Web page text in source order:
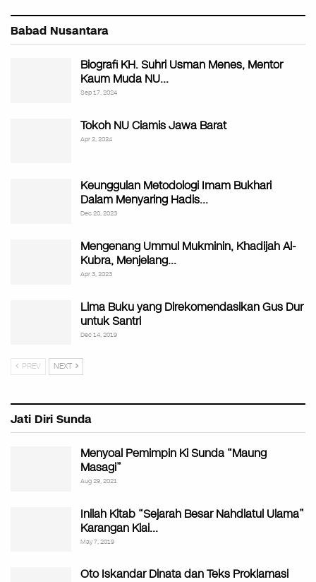
Babad Nusantara
Biografi KH. Suhri Usman Menes, Mentor
Kaum Muda NU…
Sep 17, 2024
Tokoh NU Ciamis Jawa Barat
Apr 2, 2024
Keunggulan Metodologi Imam Bukhari
Dalam Menyaring Hadis…
Dec 20, 2023
Mengenang Ummul Mukminin, Khadijah Al-
Kubra, Menjelang…
Apr 3, 2023
Lima Buku yang Direkomendasikan Gus Dur
untuk Santri
Dec 14, 2019
PREV NEXT
Jati Diri Sunda
Menyoal Pemimpin Ki Sunda “Maung
Masagi”
Aug 29, 2021
Inilah Kitab “Sejarah Besar Nahdlatul Ulama”
Karangan Kiai…
May 7, 2019
Oto Iskandar Dinata dan Teks Proklamasi